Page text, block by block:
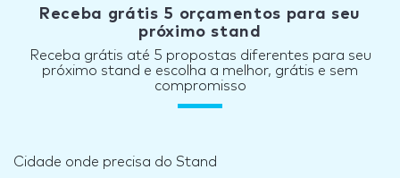
Receba grátis 5 orçamentos para seu
próximo stand
Receba grátis até 5 propostas diferentes para seu
próximo stand e escolha a melhor, grátis e sem
compromisso
Cidade onde precisa do Stand